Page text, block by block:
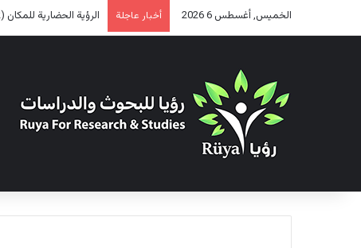
الخميس, أغسطس 6 2026 أخبار عاجلة الرؤية الحضارية للمكان (2)